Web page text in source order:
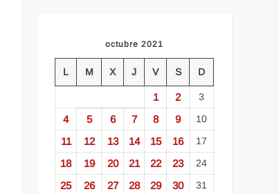
octubre 2021
L M X J V S D
1 2 3
4 5 6 7 8 9 10
11 12 13 14 15 16 17
18 19 20 21 22 23 24
25 26 27 28 29 30 31